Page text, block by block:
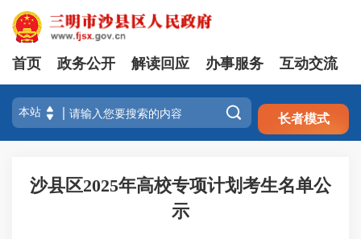
注册 登录
首页 政务公开 解读回应 办事服务 互动交流
 长者模式
沙县区2025年高校专项计划考生名单公
示